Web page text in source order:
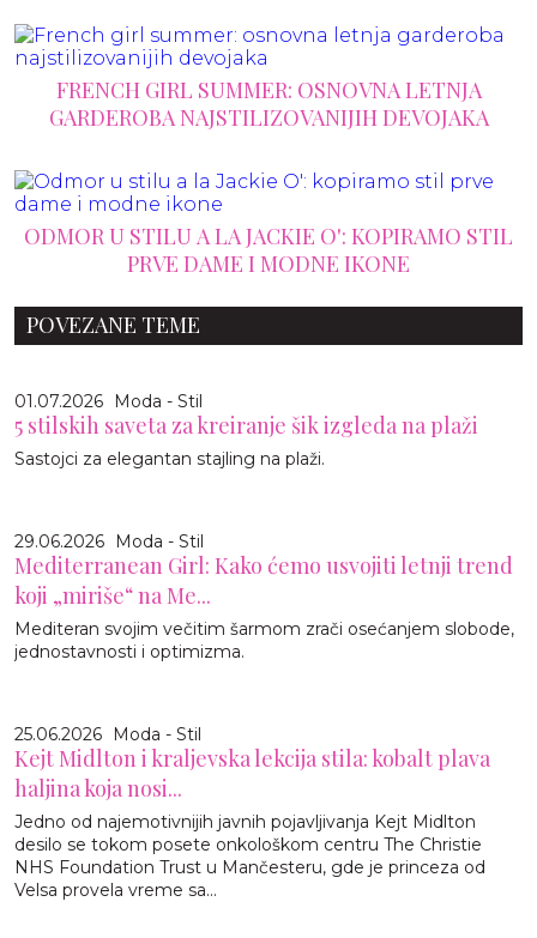
FRENCH GIRL SUMMER: OSNOVNA LETNJA
GARDEROBA NAJSTILIZOVANIJIH DEVOJAKA
ODMOR U STILU A LA JACKIE O': KOPIRAMO STIL
PRVE DAME I MODNE IKONE
POVEZANE TEME
01.07.2026 Moda - Stil
5 stilskih saveta za kreiranje šik izgleda na plaži
Sastojci za elegantan stajling na plaži.
29.06.2026 Moda - Stil
Mediterranean Girl: Kako ćemo usvojiti letnji trend
koji „miriše“ na Me...
Mediteran svojim večitim šarmom zrači osećanjem slobode,
jednostavnosti i optimizma.
25.06.2026 Moda - Stil
Kejt Midlton i kraljevska lekcija stila: kobalt plava
haljina koja nosi...
Jedno od najemotivnijih javnih pojavljivanja Kejt Midlton
desilo se tokom posete onkološkom centru The Christie
NHS Foundation Trust u Mančesteru, gde je princeza od
Velsa provela vreme sa...